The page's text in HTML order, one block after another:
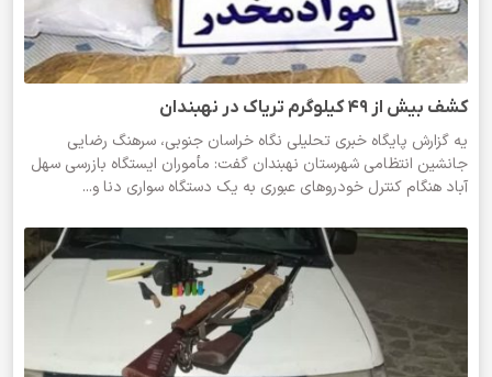
کشف بیش از ۴۹ کیلوگرم تریاک در نهبندان
یه گزارش پایگاه خبری تحلیلی نگاه خراسان جنوبی، سرهنگ رضایی
جانشین انتظامی شهرستان نهبندان گفت: مأموران ایستگاه بازرسی سهل
آباد هنگام کنترل خودرو‌های عبوری به یک دستگاه سواری دنا و...